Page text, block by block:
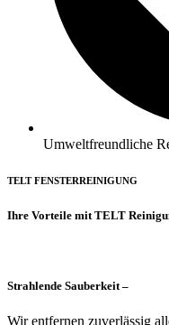
Umweltfreundliche
TELTFENSTERREINIGUNG
Ihre Vorteile mit TELT
Strahlende Sauberkeit –
Wir entfernen zuverlässig